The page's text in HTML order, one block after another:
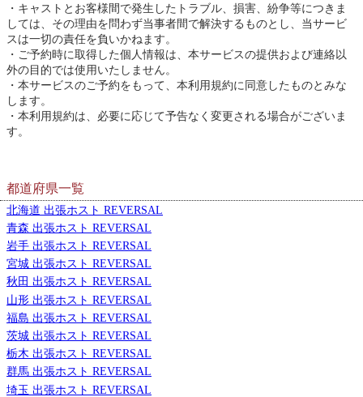
キャストとお客様間で発生したトラブル、損害、紛争等につきま
しては、その理由を問わず当事者間で解決するものとし、当サービ
スは一切の責任を負いかねます。
ご予約時に取得した個人情報は、本サービスの提供および連絡以
外の目的では使用いたしません。
本サービスのご予約をもって、本利用規約に同意したものとみな
します。
本利用規約は、必要に応じて予告なく変更される場合がございま
す。
都道府県一覧
北海道 出張ホスト REVERSAL
青森 出張ホスト REVERSAL
岩手 出張ホスト REVERSAL
宮城 出張ホスト REVERSAL
秋田 出張ホスト REVERSAL
山形 出張ホスト REVERSAL
福島 出張ホスト REVERSAL
茨城 出張ホスト REVERSAL
栃木 出張ホスト REVERSAL
群馬 出張ホスト REVERSAL
埼玉 出張ホスト REVERSAL